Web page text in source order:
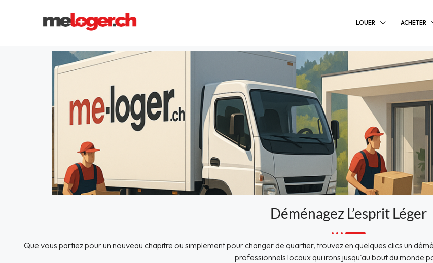
LOUER ACHETER
Déménagez L’esprit Léger
Que vous partiez pour un nouveau chapitre ou simplement pour changer de quartier, trouvez en quelques clics un
professionnels locaux qui irons jusqu'au bout du monde